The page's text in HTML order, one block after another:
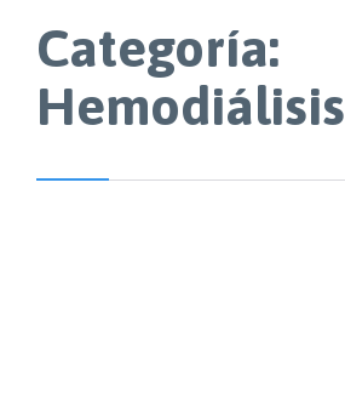
Categoría:
Hemodiálisis